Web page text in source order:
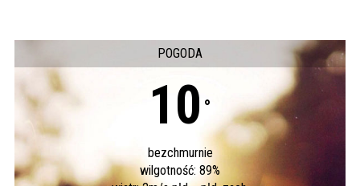
POGODA
10 °
bezchmurnie
wilgotność: 89%